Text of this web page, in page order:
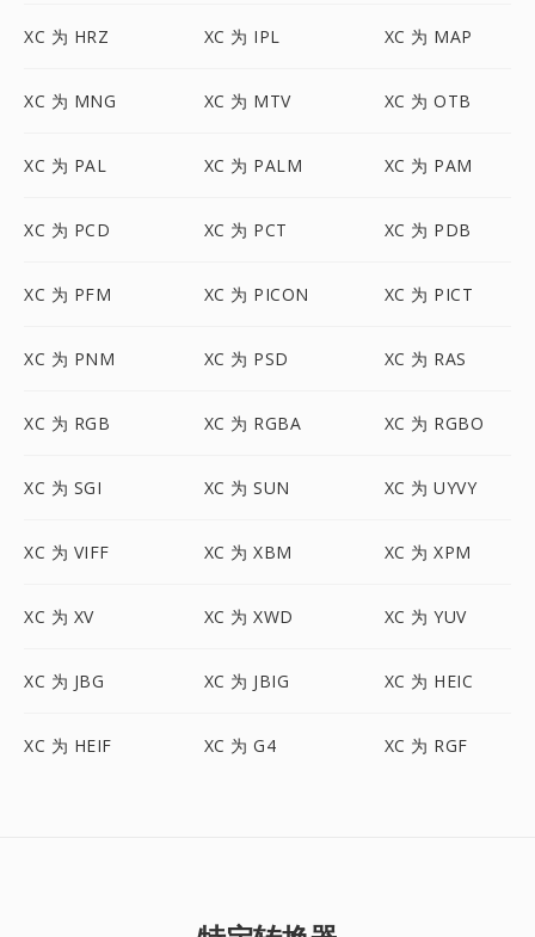
XC 为 HRZ XC 为 IPL XC 为 MAP
XC 为 MNG XC 为 MTV XC 为 OTB
XC 为 PAL XC 为 PALM XC 为 PAM
XC 为 PCD XC 为 PCT XC 为 PDB
XC 为 PFM XC 为 PICON XC 为 PICT
XC 为 PNM XC 为 PSD XC 为 RAS
XC 为 RGB XC 为 RGBA XC 为 RGBO
XC 为 SGI XC 为 SUN XC 为 UYVY
XC 为 VIFF XC 为 XBM XC 为 XPM
XC 为 XV XC 为 XWD XC 为 YUV
XC 为 JBG XC 为 JBIG XC 为 HEIC
XC 为 HEIF XC 为 G4 XC 为 RGF